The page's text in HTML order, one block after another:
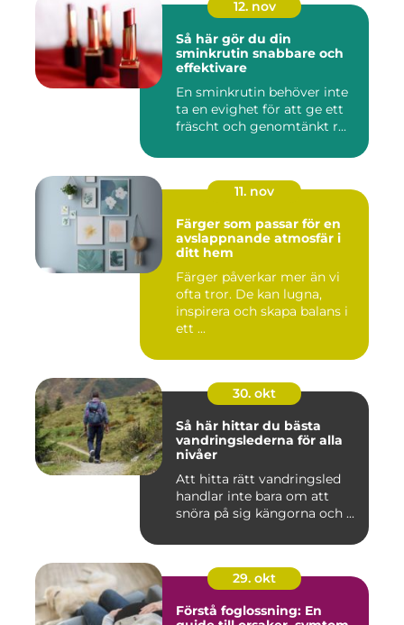
12. nov
Så här gör du din
sminkrutin snabbare och
effektivare
En sminkrutin behöver inte
ta en evighet för att ge ett
fräscht och genomtänkt r...
11. nov
Färger som passar för en
avslappnande atmosfär i
ditt hem
Färger påverkar mer än vi
ofta tror. De kan lugna,
inspirera och skapa balans i
ett ...
30. okt
Så här hittar du bästa
vandringslederna för alla
nivåer
Att hitta rätt vandringsled
handlar inte bara om att
snöra på sig kängorna och ...
29. okt
Förstå foglossning: En